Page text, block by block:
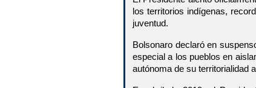
los territorios indígenas,
juventud.
Bolsonaro declaró en
especial a los pueblos en
autónoma de su territorialidad